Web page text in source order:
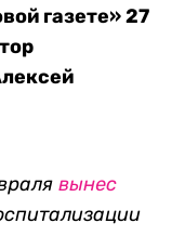
газете» 27
ля вынес